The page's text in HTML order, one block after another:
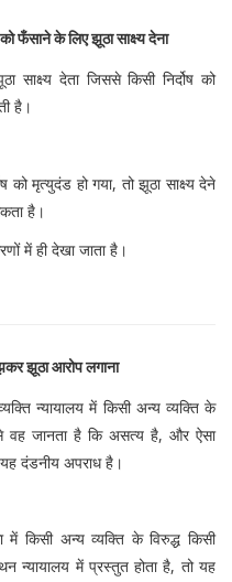
को फँसाने के लिए झूठा साक्ष्य देना
साक्ष्य देता जिससे किसी निर्दोष को
है।
को मृत्युदंड हो गया, तो झूठा साक्ष्य देने
है।
में ही देखा जाता है।
झूठा आरोप लगाना
न्यायालय में किसी अन्य व्यक्ति के
वह जानता है कि असत्य है, और ऐसा
यह दंडनीय अपराध है।
में किसी अन्य व्यक्ति के विरुद्ध किसी
न्यायालय में प्रस्तुत होता है, तो यह